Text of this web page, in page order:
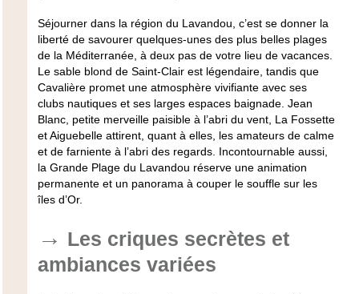
Séjourner dans la région du Lavandou, c’est se donner la
liberté de savourer quelques-unes des plus belles plages
de la Méditerranée, à deux pas de votre lieu de vacances.
Le sable blond de Saint-Clair est légendaire, tandis que
Cavalière promet une atmosphère vivifiante avec ses
clubs nautiques et ses larges espaces baignade. Jean
Blanc, petite merveille paisible à l’abri du vent, La Fossette
et Aiguebelle attirent, quant à elles, les amateurs de calme
et de farniente à l’abri des regards. Incontournable aussi,
la Grande Plage du Lavandou réserve une animation
permanente et un panorama à couper le souffle sur les
îles d’Or.
Les criques secrètes et
ambiances variées